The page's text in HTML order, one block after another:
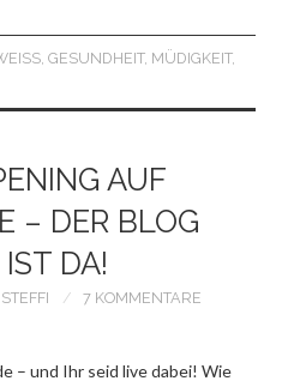
, GESUNDHEIT, MÜDIGKEIT,
AUF
– DER BLOG
DA!
STEFFI 7 KOMMENTARE
– und Ihr seid live dabei! Wie